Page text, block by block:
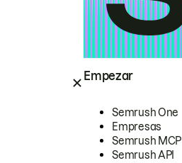
Empezar
Semrush One
Empresas
Semrush MCP
Semrush API